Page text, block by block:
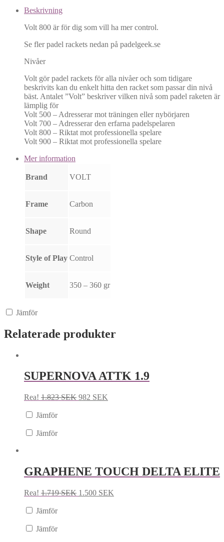
Beskrivning
Volt 800 är för dig som vill ha mer control.
Se fler padel rackets nedan på padelgeek.se
Nivåer
Volt gör padel rackets för alla nivåer och som tidigare
beskrivits kan du enkelt hitta den racket som passar din nivå
bäst. Antalet ”Volt” beskriver vilken nivå som padel raketen är
lämplig för
Volt 500 – Adresserar mot träningen eller nybörjaren
Volt 700 – Adresserar den erfarna padelspelaren
Volt 800 – Riktat mot professionella spelare
Volt 900 – Riktat mot professionella spelare
Mer information
Brand VOLT
Frame Carbon
Shape Round
Style of Play Control
Weight 350 – 360 gr
Jämför
Relaterade produkter
SUPERNOVA ATTK 1.9
Rea! 1.823SEK 982 SEK
Jämför
Jämför
GRAPHENE TOUCH DELTA ELITE
Rea! 1.719SEK 1.500 SEK
Jämför
Jämför